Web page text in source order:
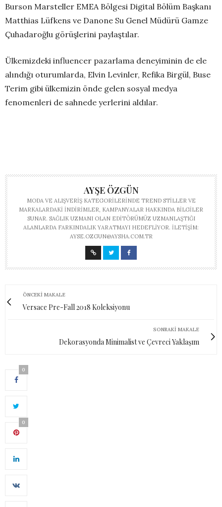
Burson Marsteller EMEA Bölgesi Digital Bölüm Başkanı
Matthias Lüfkens ve Danone Su Genel Müdürü Gamze
Çuhadaroğlu görüşlerini paylaştılar.
Ülkemizdeki influencer pazarlama deneyiminin de ele
alındığı oturumlarda, Elvin Levinler, Refika Birgül, Buse
Terim gibi ülkemizin önde gelen sosyal medya
fenomenleri de sahnede yerlerini aldılar.
AYŞE ÖZGÜN
MODA VE ALIŞVERIŞ KATEGORILERINDE TREND STILLER VE
MARKALARDAKI INDIRIMLER, KAMPANYALAR HAKKINDA BILGILER
SUNAR. SAĞLIK UZMANI OLAN EDITÖRÜMÜZ UZMANLAŞTIĞI
ALANLARDA FARKINDALIK YARATMAYI HEDEFLIYOR. İLETIŞIM:
AYSE.OZGUN@AYSHA.COM.TR
ÖNCEKI MAKALE
Versace Pre-Fall 2018 Koleksiyonu
SONRAKI MAKALE
Dekorasyonda Minimalist ve Çevreci Yaklaşım
0
0